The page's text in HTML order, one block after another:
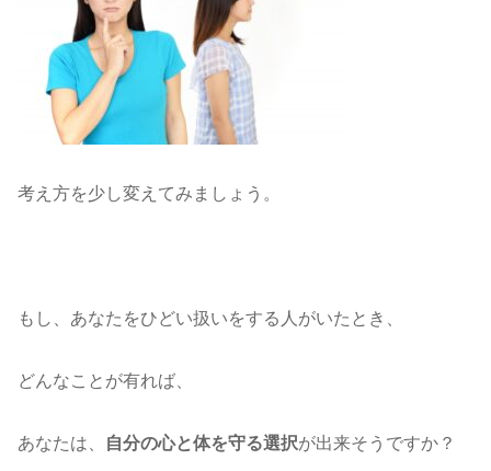
考え方を少し変えてみましょう。
もし、あなたをひどい扱いをする人がいたとき、
どんなことが有れば、
あなたは、 自分の心と体を守る選択が出来そうですか？